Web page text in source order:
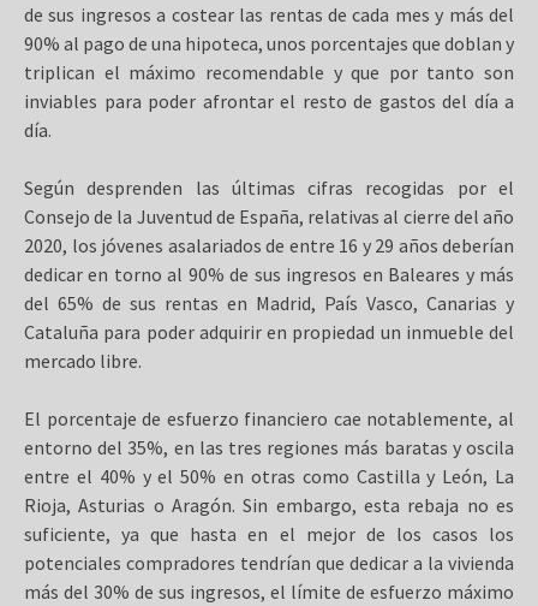
de sus ingresos a costear las rentas de cada mes y más del
90% al pago de una hipoteca, unos porcentajes que doblan y
triplican el máximo recomendable y que por tanto son
inviables para poder afrontar el resto de gastos del día a
día.
Según desprenden las últimas cifras recogidas por el
Consejo de la Juventud de España, relativas al cierre del año
2020, los jóvenes asalariados de entre 16 y 29 años deberían
dedicar en torno al 90% de sus ingresos en Baleares y más
del 65% de sus rentas en Madrid, País Vasco, Canarias y
Cataluña para poder adquirir en propiedad un inmueble del
mercado libre.
El porcentaje de esfuerzo financiero cae notablemente, al
entorno del 35%, en las tres regiones más baratas y oscila
entre el 40% y el 50% en otras como Castilla y León, La
Rioja, Asturias o Aragón. Sin embargo, esta rebaja no es
suficiente, ya que hasta en el mejor de los casos los
potenciales compradores tendrían que dedicar a la vivienda
más del 30% de sus ingresos, el límite de esfuerzo máximo